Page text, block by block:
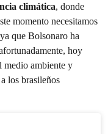
climática, donde
momento necesitamos
que Bolsonaro ha
hoy
medio ambiente y
los brasileños